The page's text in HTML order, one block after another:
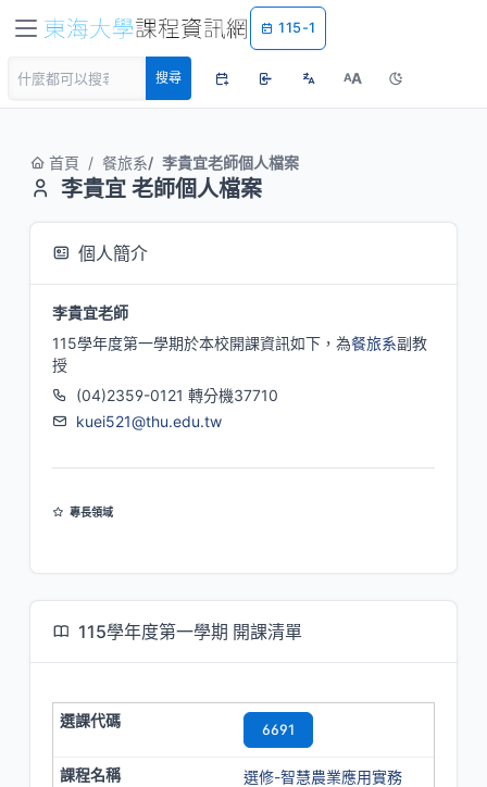
115-1
搜尋 AA
首頁 餐旅系 李貴宜老師個人檔案
李貴宜 老師個人檔案
個人簡介
李貴宜老師
115學年度第一學期於本校開課資訊如下，為餐旅系副教
授
(04)2359-0121 轉分機37710
kuei521@thu.edu.tw
專長領域
115學年度第一學期 開課清單
6691
選修-智慧農業應用實務